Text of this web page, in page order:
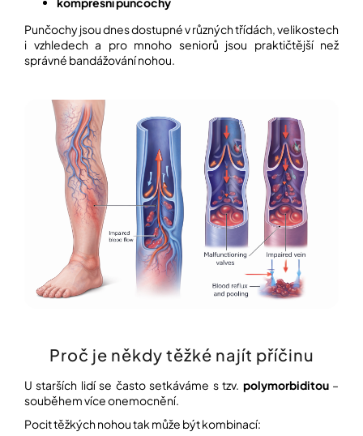
Punčochy jsou dnes dostupné v různých třídách, velikostech
i vzhledech a pro mnoho seniorů jsou praktičtější než
správné bandážování nohou.
Proč je někdy těžké najít příčinu
U starších lidí se často setkáváme s tzv. polymorbiditou–
souběhem více onemocnění.
Pocit těžkých nohou tak může být kombinací: